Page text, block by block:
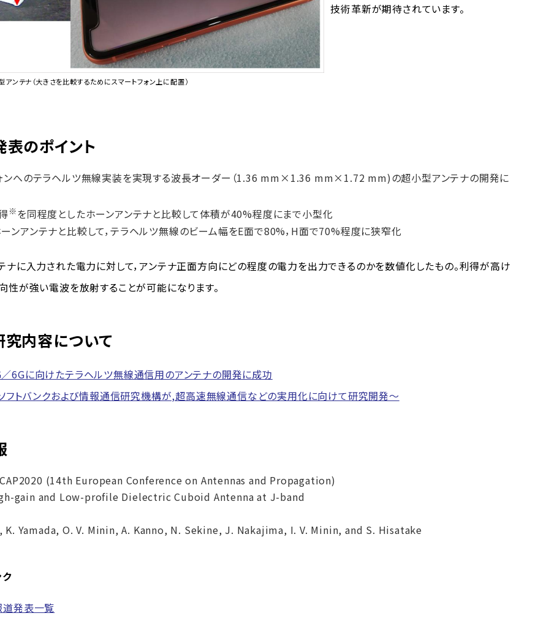
アンテナ（大きさを比較するためにスマートフォン上に配置）
技術革新が期待されています。
のポイント
ンへのテラヘルツ無線実装を実現する波長オーダー（1.36 mm×1.36 mm×1.72 mm)の超小型アンテナの開発に
※を同程度としたホーンアンテナと比較して体積が40%程度にまで小型化
ンアンテナと比較して，テラヘルツ無線のビーム幅をE面で80%，H面で70%程度に狭窄化
ナに入力された電力に対して，アンテナ正面方向にどの程度の電力を出力できるのかを数値化したもの。利得が高け
性が強い電波を放射することが可能になります。
究内容について
6Gに向けたテラヘルツ無線通信用のアンテナの開発に成功
トバンクおよび情報通信研究機構が,超高速無線通信などの実用化に向けて研究開発～
(14th European Conference on Antennas and Propagation)
gain and Low-profile Dielectric Cuboid Antenna at J-band
K. Yamada, O. V. Minin, A. Kanno, N. Sekine, J. Nakajima, I. V. Minin, and S. Hisatake
道発表一覧